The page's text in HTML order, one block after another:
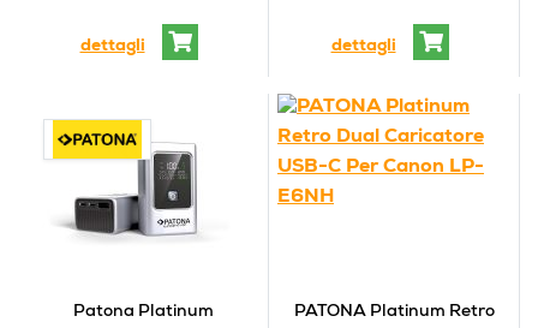
dettagli dettagli
Patona Platinum
PATONA Platinum Retro